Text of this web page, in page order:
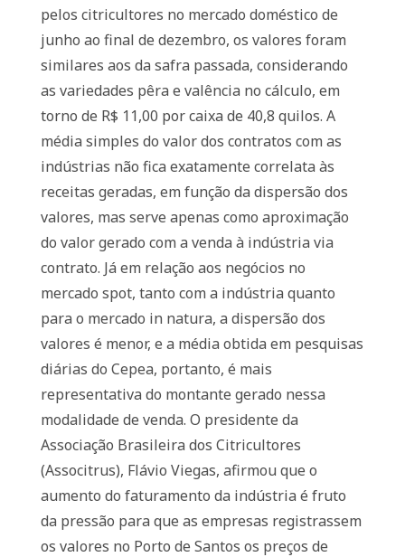
pelos citricultores no mercado doméstico de
junho ao final de dezembro, os valores foram
similares aos da safra passada, considerando
as variedades pêra e valência no cálculo, em
torno de R$ 11,00 por caixa de 40,8 quilos. A
média simples do valor dos contratos com as
indústrias não fica exatamente correlata às
receitas geradas, em função da dispersão dos
valores, mas serve apenas como aproximação
do valor gerado com a venda à indústria via
contrato. Já em relação aos negócios no
mercado spot, tanto com a indústria quanto
para o mercado in natura, a dispersão dos
valores é menor, e a média obtida em pesquisas
diárias do Cepea, portanto, é mais
representativa do montante gerado nessa
modalidade de venda. O presidente da
Associação Brasileira dos Citricultores
(Associtrus), Flávio Viegas, afirmou que o
aumento do faturamento da indústria é fruto
da pressão para que as empresas registrassem
os valores no Porto de Santos os preços de